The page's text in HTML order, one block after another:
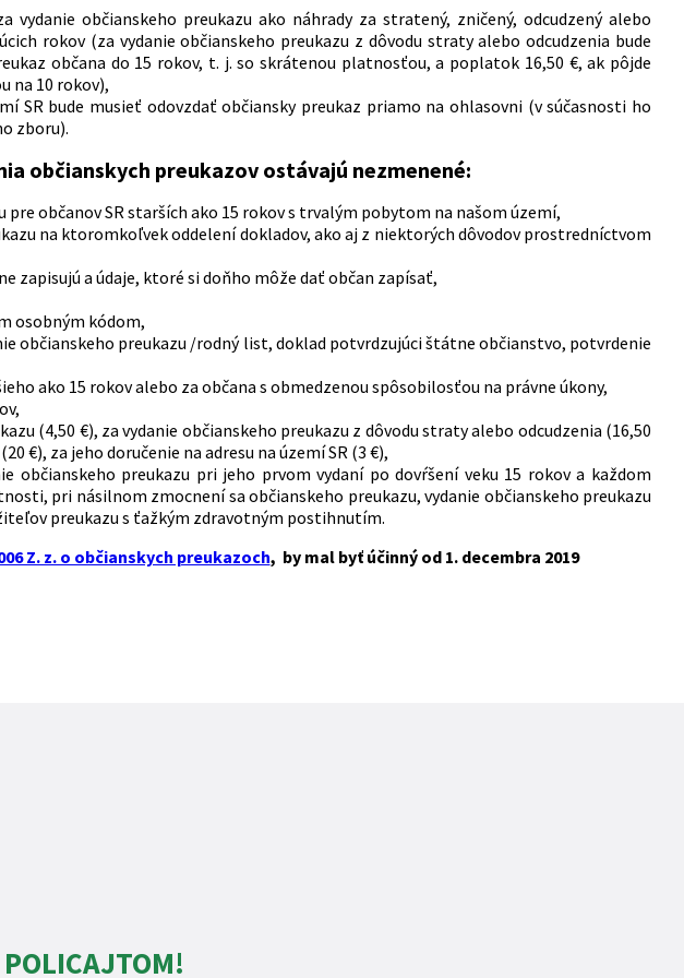
vydanie občianskeho preukazu ako náhrady za stratený, zničený, odcudzený alebo
rokov (za vydanie občianskeho preukazu z dôvodu straty alebo odcudzenia bude
občana do 15 rokov, t. j. so skrátenou platnosťou, a poplatok 16,50 €, ak pôjde
na 10 rokov),
SR bude musieť odovzdať občiansky preukaz priamo na ohlasovni (v súčasnosti ho
zboru).
občianskych preukazov ostávajú nezmenené:
občanov SR starších ako 15 rokov s trvalým pobytom na našom území,
na ktoromkoľvek oddelení dokladov, ako aj z niektorých dôvodov prostredníctvom
zapisujú a údaje, ktoré si doňho môže dať občan zapísať,
osobným kódom,
občianskeho preukazu /rodný list, doklad potvrdzujúci štátne občianstvo, potvrdenie
ako 15 rokov alebo za občana s obmedzenou spôsobilosťou na právne úkony,
(4,50 €), za vydanie občianskeho preukazu z dôvodu straty alebo odcudzenia (16,50
€), za jeho doručenie na adresu na území SR (3 €),
občianskeho preukazu pri jeho prvom vydaní po dovŕšení veku 15 rokov a každom
pri násilnom zmocnení sa občianskeho preukazu, vydanie občianskeho preukazu
preukazu s ťažkým zdravotným postihnutím.
Z. z. o občianskych preukazoch, by mal byť účinný od 1. decembra 2019
POLICAJTOM!